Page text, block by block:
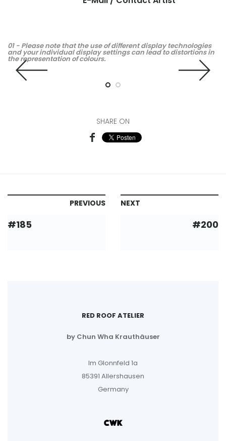
01 - Please note that the use of different display technologies
and your individual display settings can lead to distortions in
the representation of colours.
SHARE ON
PREVIOUS
#185
NEXT
#200
RED ROOF ATELIER
by Chun Wha Krauthäuser
Im Glonnfeld 1a
85391 Allershausen
Germany